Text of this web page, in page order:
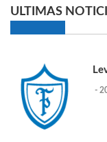
ULTIMAS
-